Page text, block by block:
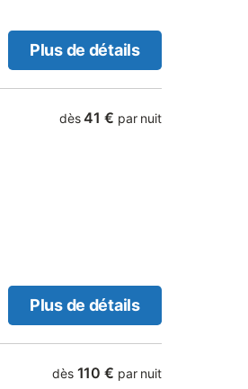
Plus de détails
dès 41 € par nuit
Plus de détails
dès 110 € par nuit